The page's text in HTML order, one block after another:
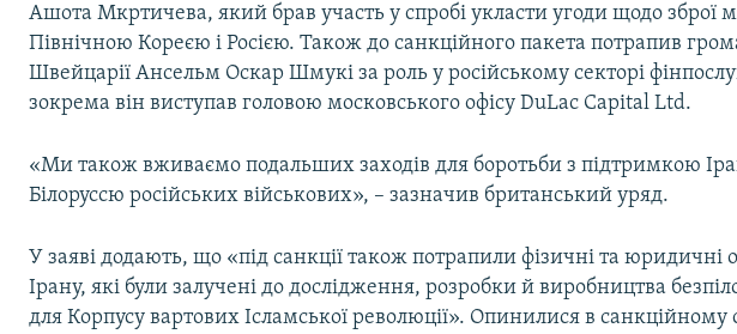
Ашота Мкртичева, який брав участь у спробі укласти угоди щодо зброї
Північною Кореєю і Росією. Також до санкційного пакета потрапив
Швейцарії Ансельм Оскар Шмукі за роль у російському секторі
зокрема він виступав головою московського офісу DuLac Capital Ltd.
«Ми також вживаємо подальших заходів для боротьби з підтримкою
Білоруссю російських військових», – зазначив британський уряд.
У заяві додають, що «під санкції також потрапили фізичні та юридичні
Ірану, які були залучені до дослідження, розробки й виробництва
для Корпусу вартових Ісламської революції». Опинилися в санкційному